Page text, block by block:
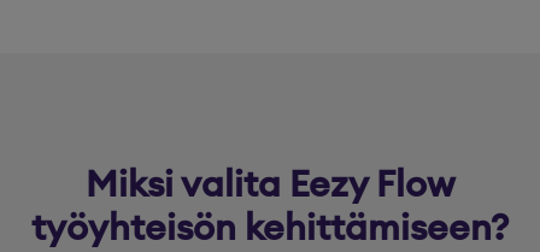
Miksi valita Eezy Flow
työyhteisön kehittämiseen?